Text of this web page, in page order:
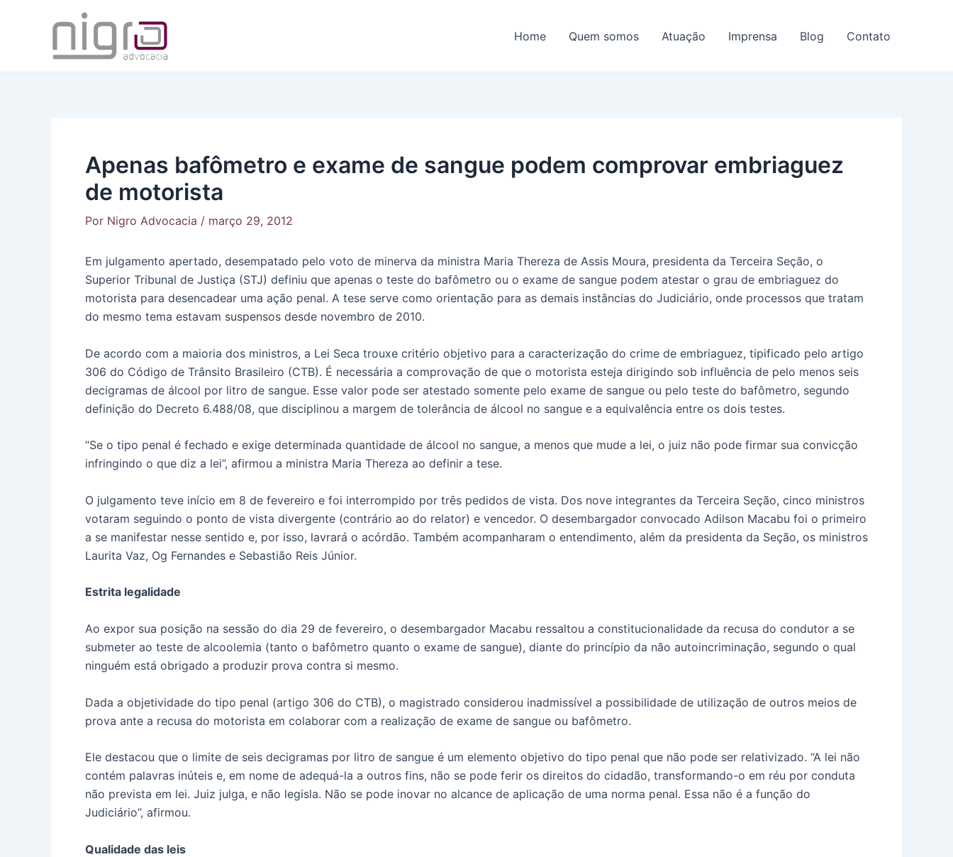
Home Quem somos Atuação Imprensa Blog Contato
Apenas bafômetro e exame de sangue podem comprovar embriaguez
de motorista
Por Nigro Advocacia / março 29, 2012
Em julgamento apertado, desempatado pelo voto de minerva da ministra Maria Thereza de Assis Moura, presidenta da Terceira Seção, o
Superior Tribunal de Justiça (STJ) definiu que apenas o teste do bafômetro ou o exame de sangue podem atestar o grau de embriaguez do
motorista para desencadear uma ação penal. A tese serve como orientação para as demais instâncias do Judiciário, onde processos que tratam
do mesmo tema estavam suspensos desde novembro de 2010.
De acordo com a maioria dos ministros, a Lei Seca trouxe critério objetivo para a caracterização do crime de embriaguez, tipificado pelo artigo
306 do Código de Trânsito Brasileiro (CTB). É necessária a comprovação de que o motorista esteja dirigindo sob influência de pelo menos seis
decigramas de álcool por litro de sangue. Esse valor pode ser atestado somente pelo exame de sangue ou pelo teste do bafômetro, segundo
definição do Decreto 6.488/08, que disciplinou a margem de tolerância de álcool no sangue e a equivalência entre os dois testes.
“Se o tipo penal é fechado e exige determinada quantidade de álcool no sangue, a menos que mude a lei, o juiz não pode firmar sua convicção
infringindo o que diz a lei”, afirmou a ministra Maria Thereza ao definir a tese.
O julgamento teve início em 8 de fevereiro e foi interrompido por três pedidos de vista. Dos nove integrantes da Terceira Seção, cinco ministros
votaram seguindo o ponto de vista divergente (contrário ao do relator) e vencedor. O desembargador convocado Adilson Macabu foi o primeiro
a se manifestar nesse sentido e, por isso, lavrará o acórdão. Também acompanharam o entendimento, além da presidenta da Seção, os ministros
Laurita Vaz, Og Fernandes e Sebastião Reis Júnior.
Estrita legalidade
Ao expor sua posição na sessão do dia 29 de fevereiro, o desembargador Macabu ressaltou a constitucionalidade da recusa do condutor a se
submeter ao teste de alcoolemia (tanto o bafômetro quanto o exame de sangue), diante do princípio da não autoincriminação, segundo o qual
ninguém está obrigado a produzir prova contra si mesmo.
Dada a objetividade do tipo penal (artigo 306 do CTB), o magistrado considerou inadmissível a possibilidade de utilização de outros meios de
prova ante a recusa do motorista em colaborar com a realização de exame de sangue ou bafômetro.
Ele destacou que o limite de seis decigramas por litro de sangue é um elemento objetivo do tipo penal que não pode ser relativizado. “A lei não
contém palavras inúteis e, em nome de adequá-la a outros fins, não se pode ferir os direitos do cidadão, transformando-o em réu por conduta
não prevista em lei. Juiz julga, e não legisla. Não se pode inovar no alcance de aplicação de uma norma penal. Essa não é a função do
Judiciário”, afirmou.
Qualidade das leis